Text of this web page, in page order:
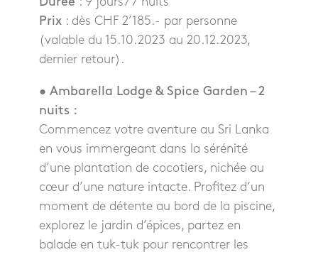
Prix : dès CHF 2’185.- par personne
(valable du 15.10.2023 au 20.12.2023,
dernier retour).
• Ambarella Lodge & Spice Garden – 2
nuits :
Commencez votre aventure au Sri Lanka
en vous immergeant dans la sérénité
d’une plantation de cocotiers, nichée au
cœur d’une nature intacte. Profitez d’un
moment de détente au bord de la piscine,
explorez le jardin d’épices, partez en
balade en tuk-tuk pour rencontrer les